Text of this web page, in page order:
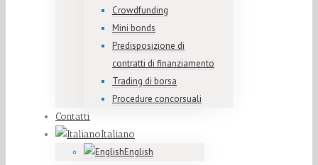
Crowdfunding
Mini bonds
Predisposizione di
contratti di finanziamento
Trading di borsa
Procedure concorsuali
Contatti
Italiano
English